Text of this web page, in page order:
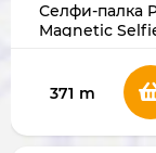
Селфи-палка
Magnetic
371 m